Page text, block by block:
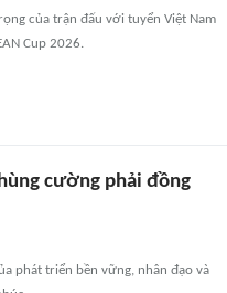
của trận đấu với tuyển Việt Nam
Cup 2026.
cường phải đồng
phát triển bền vững, nhân đạo và